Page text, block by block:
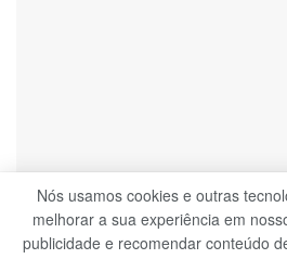
TECNOLOGIA
Facebook, WhatsApp e
Nós usamos cookies e outras
melhorar a sua experiência em
publicidade e recomendar conteúdo